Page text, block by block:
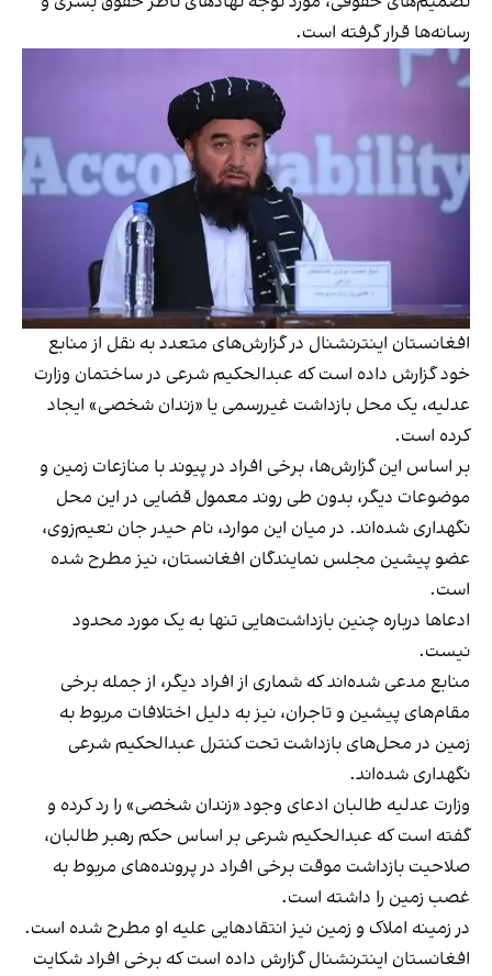
رسانه‌ها قرار گرفته است.
افغانستان اینترنشنال در گزارش‌های متعدد به نقل از منابع
خود گزارش داده است که عبدالحکیم شرعی در ساختمان وزارت
عدلیه، یک محل بازداشت غیررسمی یا «زندان شخصی» ایجاد
کرده است.
بر اساس این گزارش‌ها، برخی افراد در پیوند با منازعات زمین و
موضوعات دیگر، بدون طی روند معمول قضایی در این محل
نگهداری شده‌اند. در میان این موارد، نام حیدر جان نعیم‌زوی،
عضو پیشین مجلس نمایندگان افغانستان، نیز مطرح شده
است.
ادعاها درباره چنین بازداشت‌هایی تنها به یک مورد محدود
نیست.
منابع مدعی شده‌اند که شماری از افراد دیگر، از جمله برخی
مقام‌های پیشین و تاجران، نیز به دلیل اختلافات مربوط به
زمین در محل‌های بازداشت تحت کنترل عبدالحکیم شرعی
نگهداری شده‌اند.
وزارت عدلیه طالبان ادعای وجود «زندان شخصی» را رد کرده و
گفته است که عبدالحکیم شرعی بر اساس حکم رهبر طالبان،
صلاحیت بازداشت موقت برخی افراد در پرونده‌های مربوط به
غصب زمین را داشته است.
در زمینه املاک و زمین نیز انتقادهایی علیه او مطرح شده است.
افغانستان اینترنشنال گزارش داده است که برخی افراد شکایت